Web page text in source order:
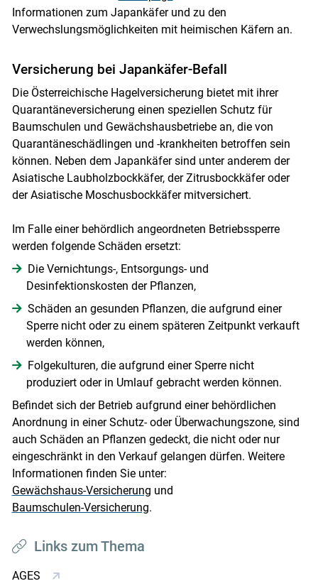
Informationen zum Japankäfer und zu den
Verwechslungsmöglichkeiten mit heimischen Käfern an.
Versicherung bei Japankäfer-Befall
Die Österreichische Hagelversicherung bietet mit ihrer
Quarantäneversicherung einen speziellen Schutz für
Baumschulen und Gewächshausbetriebe an, die von
Quarantäneschädlingen und -krankheiten betroffen sein
können. Neben dem Japankäfer sind unter anderem der
Asiatische Laubholzbockkäfer, der Zitrusbockkäfer oder
der Asiatische Moschusbockkäfer mitversichert.
Im Falle einer behördlich angeordneten Betriebssperre
werden folgende Schäden ersetzt:
Die Vernichtungs-, Entsorgungs- und
Desinfektionskosten der Pflanzen,
Schäden an gesunden Pflanzen, die aufgrund einer
Sperre nicht oder zu einem späteren Zeitpunkt verkauft
werden können,
Folgekulturen, die aufgrund einer Sperre nicht
produziert oder in Umlauf gebracht werden können.
Befindet sich der Betrieb aufgrund einer behördlichen
Anordnung in einer Schutz- oder Überwachungszone, sind
auch Schäden an Pflanzen gedeckt, die nicht oder nur
eingeschränkt in den Verkauf gelangen dürfen. Weitere
Informationen finden Sie unter:
Gewächshaus-Versicherung und
Baumschulen-Versicherung.
Links zum Thema
AGES